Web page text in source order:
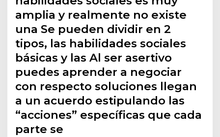
amplia y realmente no existe
una Se pueden dividir en 2
tipos, las habilidades sociales
básicas y las Al ser asertivo
puedes aprender a negociar
con respecto soluciones llegan
a un acuerdo estipulando las
“acciones” específicas que cada
parte se